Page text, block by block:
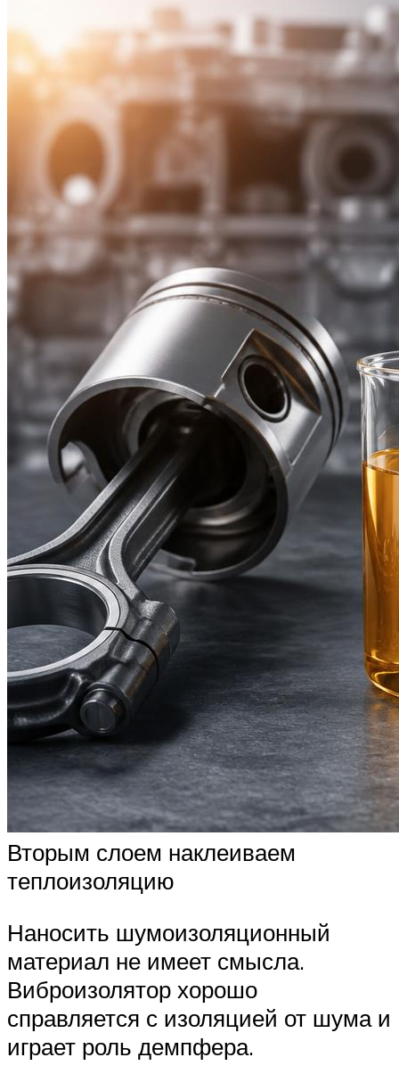
Вторым слоем наклеиваем
теплоизоляцию
Наносить шумоизоляционный
материал не имеет смысла.
Виброизолятор хорошо
справляется с изоляцией от шума и
играет роль демпфера.